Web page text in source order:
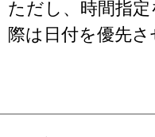
ただし、時間指
際は日付を優先さ